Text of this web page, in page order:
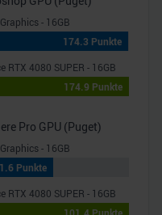
- 16GB
174.3 Punkte
RTX 4080 SUPER - 16GB
174.9 Punkte
Pro GPU (Puget)
- 16GB
Punkte
RTX 4080 SUPER - 16GB